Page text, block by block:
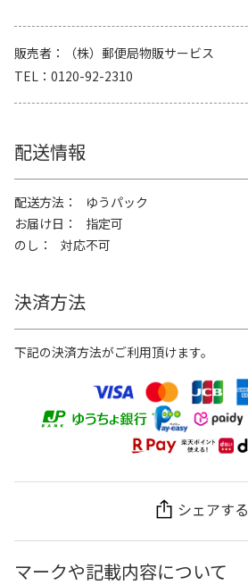
販売者
（株）郵便局物販サービス
TEL
0120-92-2310
配送情報
配送方法
ゆうパック
お届け日
指定可
のし
対応不可
決済方法
下記の決済方法がご利用頂けます。
シェアする
マークや記載内容について